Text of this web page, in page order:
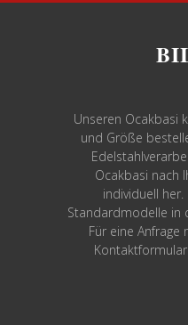
Unseren Ocakbasi
und Größe
Ocakbasi nach
individuell
Standardmodelle in
Für eine